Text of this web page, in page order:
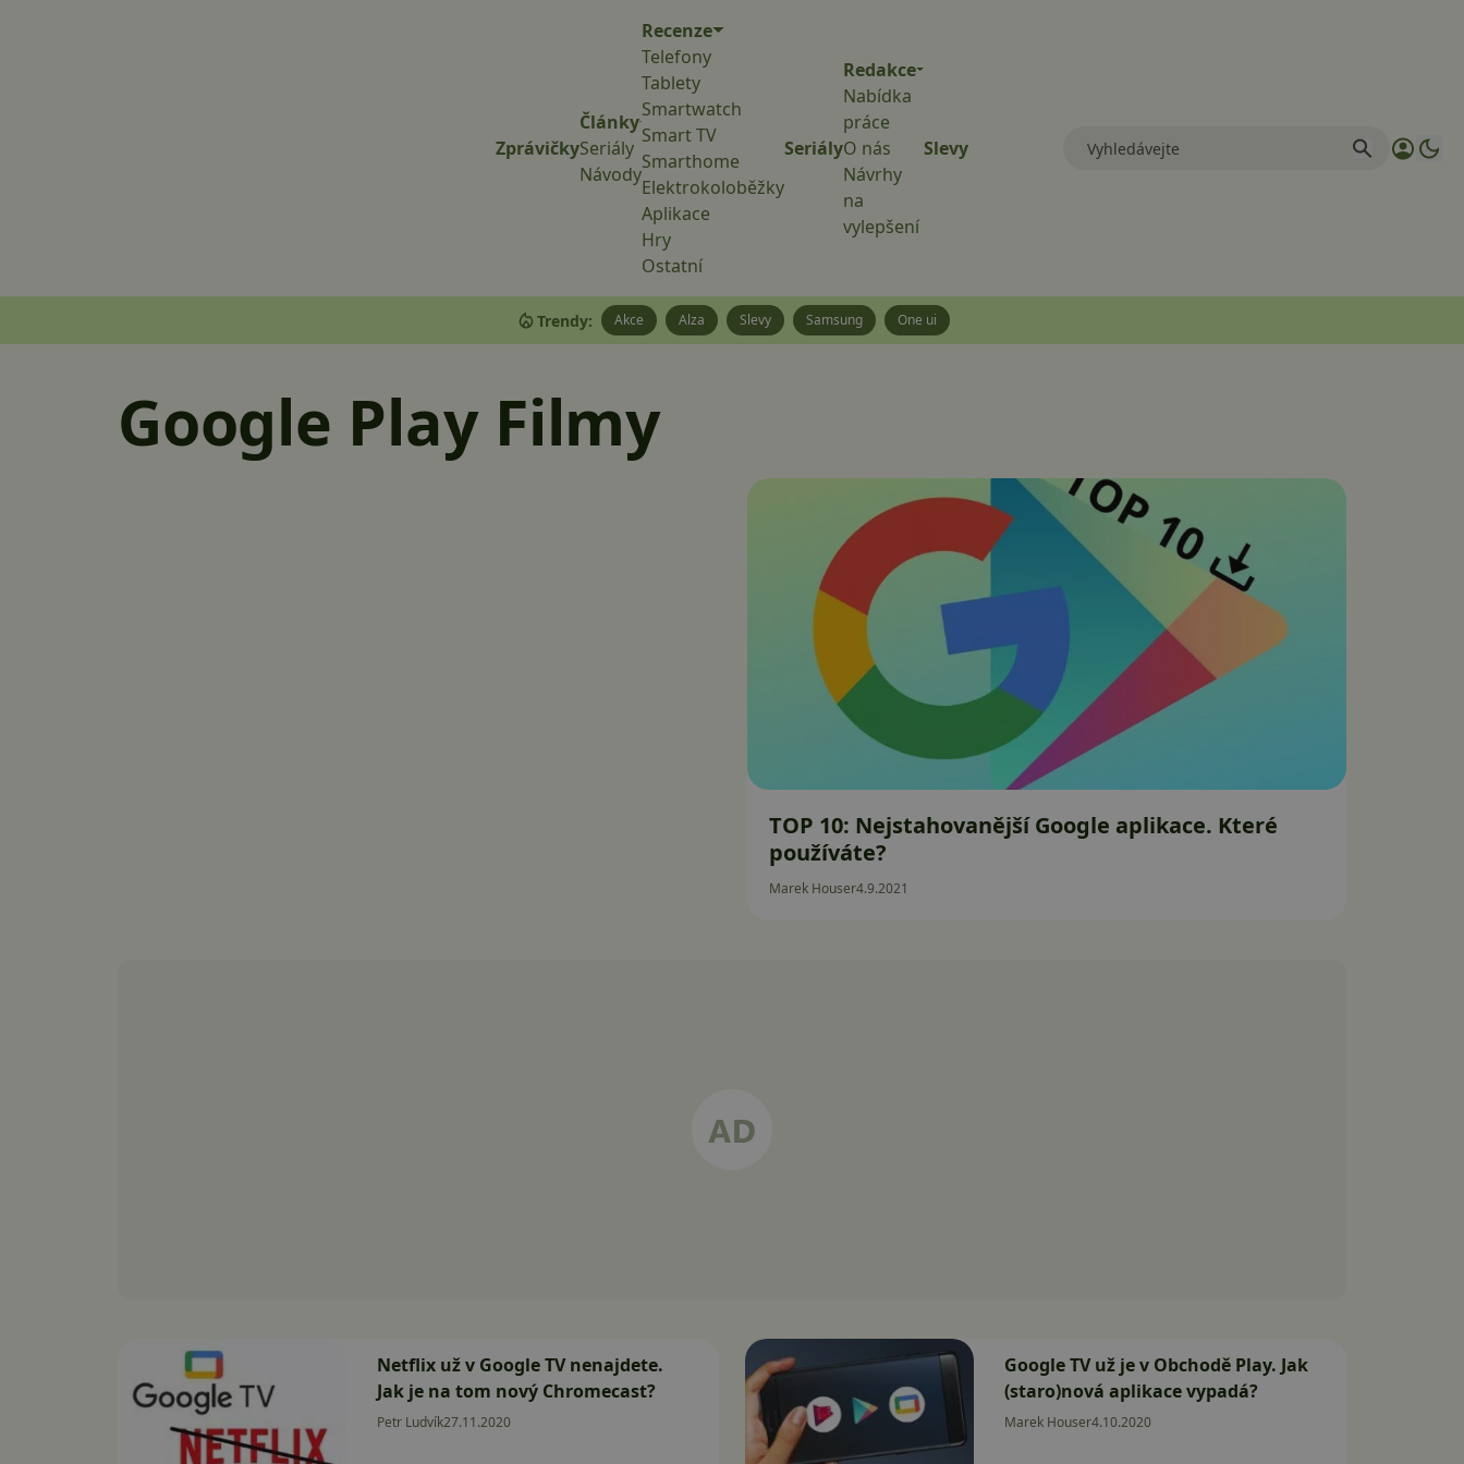
Zprávičky
Články
Seriály
Návody
Recenze
Telefony
Tablety
Smartwatch
Smart TV
Smarthome
Elektrokoloběžky
Aplikace
Hry
Ostatní
Seriály
Redakce
Nabídka
práce
O nás
Návrhy
na
vylepšení
Slevy
Trendy: Akce Alza Slevy Samsung One ui
Google Play Filmy
TOP 10: Nejstahovanější Google aplikace. Které
používáte?
Marek Houser4.9.2021
Netflix už v Google TV nenajdete.
Jak je na tom nový Chromecast?
Petr Ludvík27.11.2020
Google TV už je v Obchodě Play. Jak
(staro)nová aplikace vypadá?
Marek Houser4.10.2020